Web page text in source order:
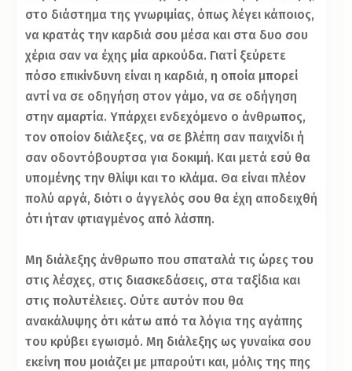
στο διάστημα της γνωριμίας, όπως λέγει κάποιος,
να κρατάς την καρδιά σου μέσα και στα δυο σου
χέρια σαν να έχης μία αρκούδα. Γιατί ξεύρετε
πόσο επικίνδυνη είναι η καρδιά, η οποία μπορεί
αντί να σε οδηγήση στον γάμο, να σε οδήγηση
στην αμαρτία. Υπάρχει ενδεχόμενο ο άνθρωπος,
τον οποίον διάλεξες, να σε βλέπη σαν παιχνίδι ή
σαν οδοντόβουρτσα για δοκιμή. Και μετά εσύ θα
υπομένης την θλίψι και το κλάμα. Θα είναι πλέον
πολύ αργά, διότι ο άγγελός σου θα έχη αποδειχθή
ότι ήταν φτιαγμένος από λάσπη.
Μη διάλεξης άνθρωπο που σπαταλά τις ώρες του
στις λέσχες, στις διασκεδάσεις, στα ταξίδια και
στις πολυτέλειες. Ούτε αυτόν που θα
ανακάλυψης ότι κάτω από τα λόγια της αγάπης
του κρύβει εγωισμό. Μη διάλεξης ως γυναίκα σου
εκείνη που μοιάζει με μπαρούτι και, μόλις της πης